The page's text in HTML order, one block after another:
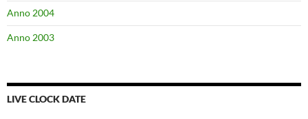
Anno 2004
Anno 2003
LIVE CLOCK DATE